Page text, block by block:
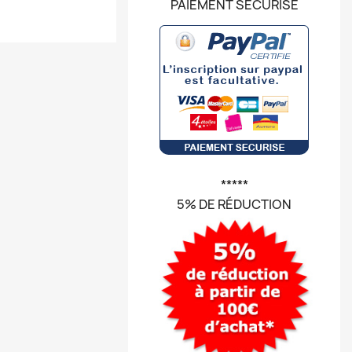
PAIEMENT SÉCURISÉ
*****
5% DE RÉDUCTION